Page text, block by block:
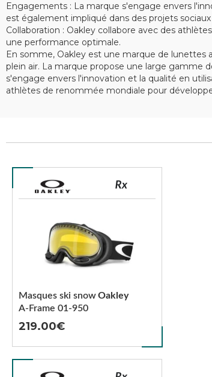
Engagements : La marque s'engage envers
est également impliqué dans des projets
Collaboration : Oakley collabore avec des
une performance optimale.
En somme, Oakley est une marque de
plein air. La marque propose une large gamme
s'engage envers l'innovation et la qualité en
athlètes de renommée mondiale pour
A-Frame 01-950
Masques ski snowOakley
219.00